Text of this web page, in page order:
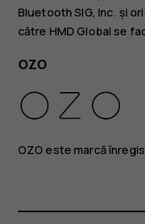
Bluetooth SIG, Inc. și
către HMD Global se
OZO
OZO este marcă